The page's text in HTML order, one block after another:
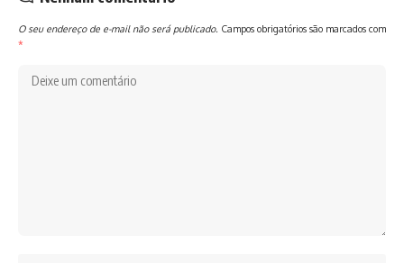
O seu endereço de e-mail não será publicado. Campos obrigatórios são marcados com
*